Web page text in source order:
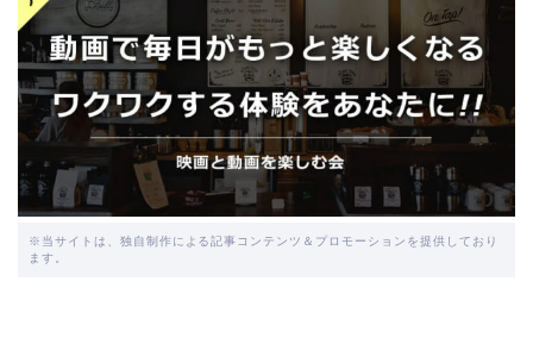
※当サイトは、独自制作による記事コンテンツ＆プロモーションを提供しており
ます。